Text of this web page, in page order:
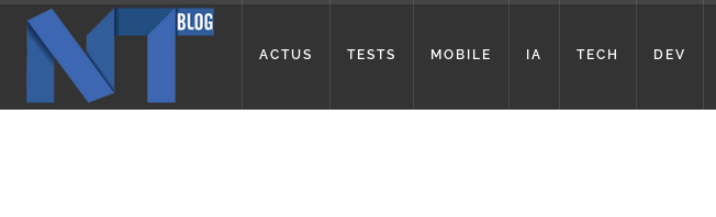
ACTUS TESTS MOBILE IA TECH DEV